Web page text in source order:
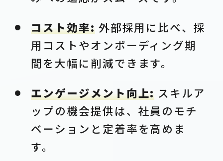
コスト効率:外部採用に比べ、採
用コストやオンボーディング期
間を大幅に削減できます。
エンゲージメント向上: スキルア
ップの機会提供は、社員のモチ
ベーションと定着率を高めま
す。